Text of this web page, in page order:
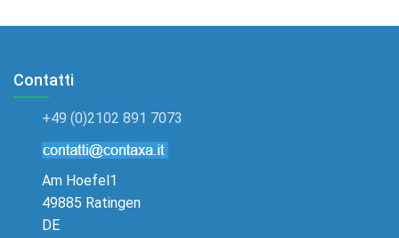
Contatti
+49 (0)2102 891 7073
Am Hoefel1
49885 Ratingen
DE